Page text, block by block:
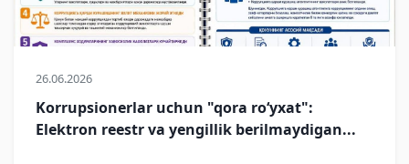
26.06.2026
Korrupsionerlar uchun "qora ro‘yxat":
Elektron reestr va yengillik berilmaydigan...